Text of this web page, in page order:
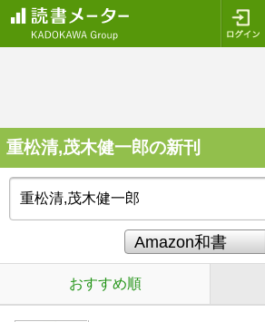
重松清,茂木健一郎の新刊
おすすめ順